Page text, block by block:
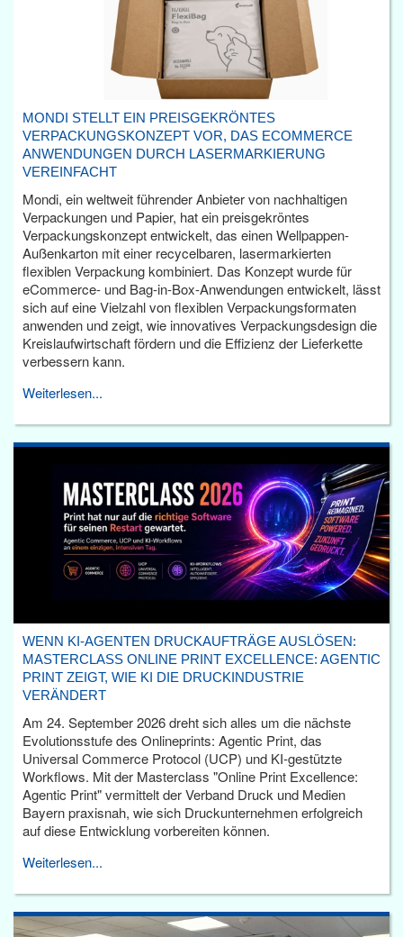
MONDI STELLT EIN PREISGEKRÖNTES
VERPACKUNGSKONZEPT VOR, DAS ECOMMERCE
ANWENDUNGEN DURCH LASERMARKIERUNG
VEREINFACHT
Mondi, ein weltweit führender Anbieter von nachhaltigen
Verpackungen und Papier, hat ein preisgekröntes
Verpackungskonzept entwickelt, das einen Wellpappen-
Außenkarton mit einer recycelbaren, lasermarkierten
flexiblen Verpackung kombiniert. Das Konzept wurde für
eCommerce- und Bag-in-Box-Anwendungen entwickelt, lässt
sich auf eine Vielzahl von flexiblen Verpackungsformaten
anwenden und zeigt, wie innovatives Verpackungsdesign die
Kreislaufwirtschaft fördern und die Effizienz der Lieferkette
verbessern kann.
Weiterlesen...
WENN KI-AGENTEN DRUCKAUFTRÄGE AUSLÖSEN:
MASTERCLASS ONLINE PRINT EXCELLENCE: AGENTIC
PRINT ZEIGT, WIE KI DIE DRUCKINDUSTRIE
VERÄNDERT
Am 24. September 2026 dreht sich alles um die nächste
Evolutionsstufe des Onlineprints: Agentic Print, das
Universal Commerce Protocol (UCP) und KI-gestützte
Workflows. Mit der Masterclass "Online Print Excellence:
Agentic Print" vermittelt der Verband Druck und Medien
Bayern praxisnah, wie sich Druckunternehmen erfolgreich
auf diese Entwicklung vorbereiten können.
Weiterlesen...